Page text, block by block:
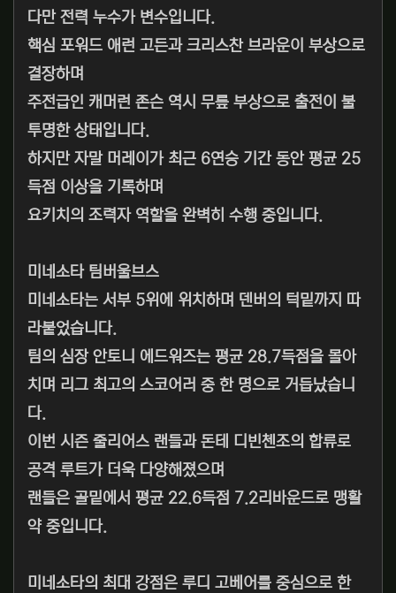
다만 전력 누수가 변수입니다.
핵심 포워드 애런 고든과 크리스찬 브라운이 부상으로
결장하며
주전급인 캐머런 존슨 역시 무릎 부상으로 출전이 불
투명한 상태입니다.
하지만 자말 머레이가 최근 6연승 기간 동안 평균 25
득점 이상을 기록하며
요키치의 조력자 역할을 완벽히 수행 중입니다.
미네소타 팀버울브스
미네소타는 서부 5위에 위치하며 덴버의 턱밑까지 따
라붙었습니다.
팀의 심장 안토니 에드워즈는 평균 28.7득점을 몰아
치며 리그 최고의 스코어러 중 한 명으로 거듭났습니
다.
이번 시즌 줄리어스 랜들과 돈테 디빈첸조의 합류로
공격 루트가 더욱 다양해졌으며
랜들은 골밑에서 평균 22.6득점 7.2리바운드로 맹활
약 중입니다.
미네소타의 최대 강점은 루디 고베어를 중심으로 한